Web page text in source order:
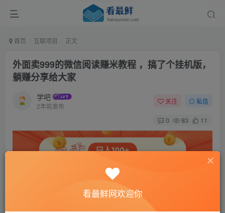
首页 互联项目 正文
外面卖999的微信阅读赚米教程 ，搞了个挂机版，
躺赚分享给大家
学吧
2年前发布
关注 私信
0 83 11
看最鲜网欢迎你